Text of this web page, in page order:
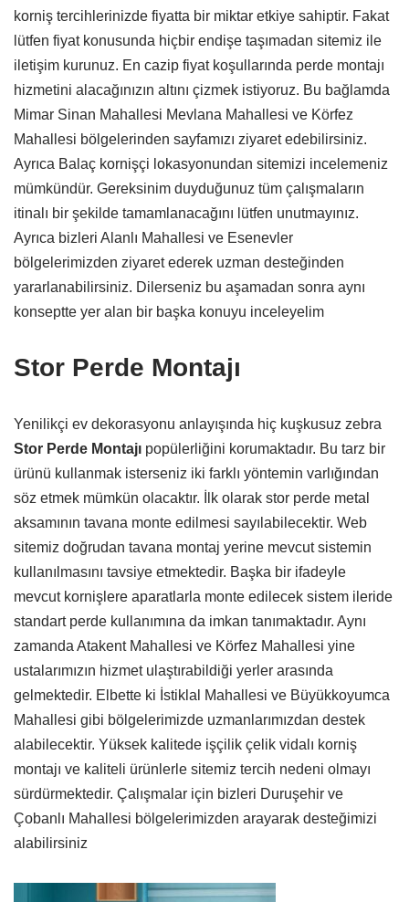
korniş tercihlerinizde fiyatta bir miktar etkiye sahiptir. Fakat
lütfen fiyat konusunda hiçbir endişe taşımadan sitemiz ile
iletişim kurunuz. En cazip fiyat koşullarında perde montajı
hizmetini alacağınızın altını çizmek istiyoruz. Bu bağlamda
Mimar Sinan Mahallesi Mevlana Mahallesi ve Körfez
Mahallesi bölgelerinden sayfamızı ziyaret edebilirsiniz.
Ayrıca Balaç kornişçi lokasyonundan sitemizi incelemeniz
mümkündür. Gereksinim duyduğunuz tüm çalışmaların
itinalı bir şekilde tamamlanacağını lütfen unutmayınız.
Ayrıca bizleri Alanlı Mahallesi ve Esenevler
bölgelerimizden ziyaret ederek uzman desteğinden
yararlanabilirsiniz. Dilerseniz bu aşamadan sonra aynı
konseptte yer alan bir başka konuyu inceleyelim
Stor Perde Montajı
Yenilikçi ev dekorasyonu anlayışında hiç kuşkusuz zebra
Stor Perde Montajı popülerliğini korumaktadır. Bu tarz bir
ürünü kullanmak isterseniz iki farklı yöntemin varlığından
söz etmek mümkün olacaktır. İlk olarak stor perde metal
aksamının tavana monte edilmesi sayılabilecektir. Web
sitemiz doğrudan tavana montaj yerine mevcut sistemin
kullanılmasını tavsiye etmektedir. Başka bir ifadeyle
mevcut kornişlere aparatlarla monte edilecek sistem ileride
standart perde kullanımına da imkan tanımaktadır. Aynı
zamanda Atakent Mahallesi ve Körfez Mahallesi yine
ustalarımızın hizmet ulaştırabildiği yerler arasında
gelmektedir. Elbette ki İstiklal Mahallesi ve Büyükkoyumca
Mahallesi gibi bölgelerimizde uzmanlarımızdan destek
alabilecektir. Yüksek kalitede işçilik çelik vidalı korniş
montajı ve kaliteli ürünlerle sitemiz tercih nedeni olmayı
sürdürmektedir. Çalışmalar için bizleri Duruşehir ve
Çobanlı Mahallesi bölgelerimizden arayarak desteğimizi
alabilirsiniz